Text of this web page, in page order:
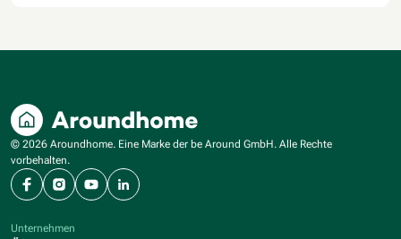
© 2026 Aroundhome. Eine Marke der be Around GmbH. Alle Rechte
vorbehalten.
FacebookInstagram
YouTubeLinkedIn
Unternehmen